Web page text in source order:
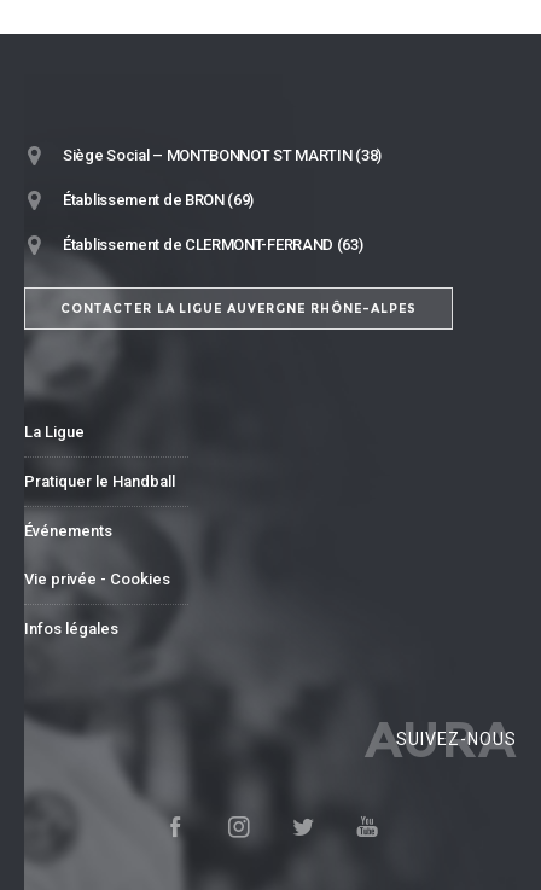
Siège Social – MONTBONNOT ST MARTIN (38)
Établissement de BRON (69)
Établissement de CLERMONT-FERRAND (63)
CONTACTER LA LIGUE AUVERGNE RHÔNE-ALPES
La Ligue
Pratiquer le Handball
Événements
Vie privée - Cookies
Infos légales
AURA
SUIVEZ-NOUS